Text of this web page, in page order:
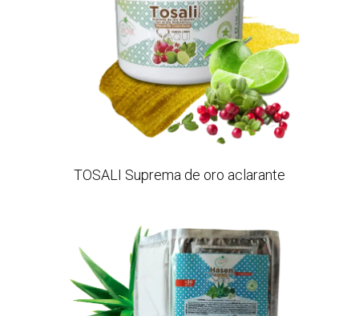
TOSALI Suprema de oro aclarante